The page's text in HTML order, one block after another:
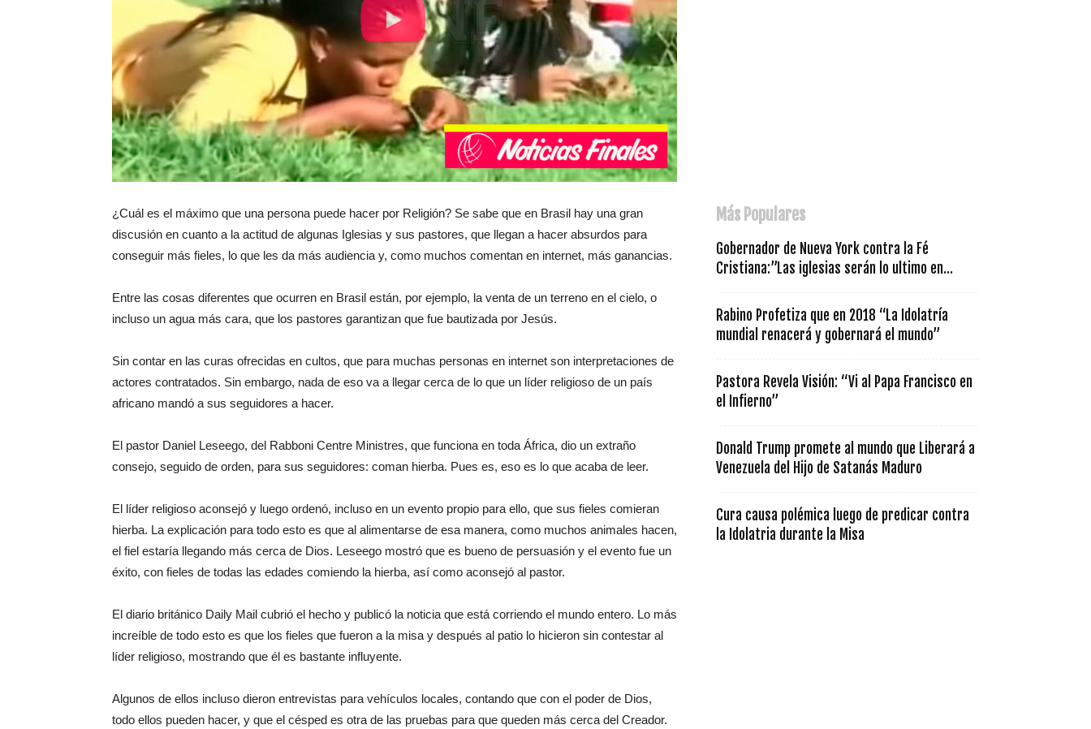
¿Cuál es el máximo que una persona puede hacer por Religión? Se sabe que en Brasil hay una gran
discusión en cuanto a la actitud de algunas Iglesias y sus pastores, que llegan a hacer absurdos para
conseguir más fieles, lo que les da más audiencia y, como muchos comentan en internet, más ganancias.
Entre las cosas diferentes que ocurren en Brasil están, por ejemplo, la venta de un terreno en el cielo, o
incluso un agua más cara, que los pastores garantizan que fue bautizada por Jesús.
Sin contar en las curas ofrecidas en cultos, que para muchas personas en internet son interpretaciones de
actores contratados. Sin embargo, nada de eso va a llegar cerca de lo que un líder religioso de un país
africano mandó a sus seguidores a hacer.
El pastor Daniel Leseego, del Rabboni Centre Ministres, que funciona en toda África, dio un extraño
consejo, seguido de orden, para sus seguidores: coman hierba. Pues es, eso es lo que acaba de leer.
El líder religioso aconsejó y luego ordenó, incluso en un evento propio para ello, que sus fieles comieran
hierba. La explicación para todo esto es que al alimentarse de esa manera, como muchos animales hacen,
el fiel estaría llegando más cerca de Dios. Leseego mostró que es bueno de persuasión y el evento fue un
éxito, con fieles de todas las edades comiendo la hierba, así como aconsejó al pastor.
El diario británico Daily Mail cubrió el hecho y publicó la noticia que está corriendo el mundo entero. Lo más
increíble de todo esto es que los fieles que fueron a la misa y después al patio lo hicieron sin contestar al
líder religioso, mostrando que él es bastante influyente.
Algunos de ellos incluso dieron entrevistas para vehículos locales, contando que con el poder de Dios,
todo ellos pueden hacer, y que el césped es otra de las pruebas para que queden más cerca del Creador.
Más Populares
Gobernador de Nueva York contra la Fé
Cristiana:”Las iglesias serán lo ultimo en...
Rabino Profetiza que en 2018 “La Idolatría
mundial renacerá y gobernará el mundo”
Pastora Revela Visión: “Vi al Papa Francisco en
el Infierno”
Donald Trump promete al mundo que Liberará a
Venezuela del Hijo de Satanás Maduro
Cura causa polémica luego de predicar contra
la Idolatria durante la Misa